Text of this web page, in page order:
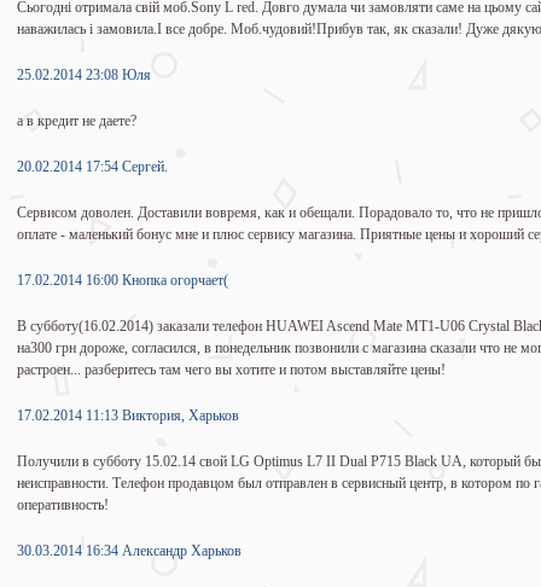
Сьогодні отримала свій моб.Sony L red. Довго думала чи замовляти саме на цьому
наважилась і замовила.І все добре. Моб.чудовий!Прибув так, як сказали! Дуже
25.02.2014 23:08 Юля
а в кредит не даете?
20.02.2014 17:54 Сергей.
Сервисом доволен. Доставили вовремя, как и обещали. Порадовало то, что не
оплате - маленький бонус мне и плюс сервису магазина. Приятные цены и хороший
17.02.2014 16:00 Кнопка огорчает(
В субботу(16.02.2014) заказали телефон HUAWEI Ascend Mate MT1-U06 Crystal
на300 грн дороже, согласился, в понедельник позвонили с магазина сказали что не
растроен... разберитесь там чего вы хотите и потом выставляйте цены!
17.02.2014 11:13 Виктория, Харьков
Получили в субботу 15.02.14 свой LG Optimus L7 II Dual P715 Black UA, который
неисправности. Телефон продавцом был отправлен в сервисный центр, в котором по
оперативность!
30.03.2014 16:34 Александр Харьков